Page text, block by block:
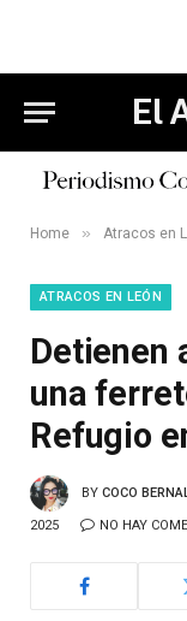
El
Home » Atracos en
ATRACOS EN LEÓN
Detienen
una
Refugio
BY COCO
2025 NO HAY